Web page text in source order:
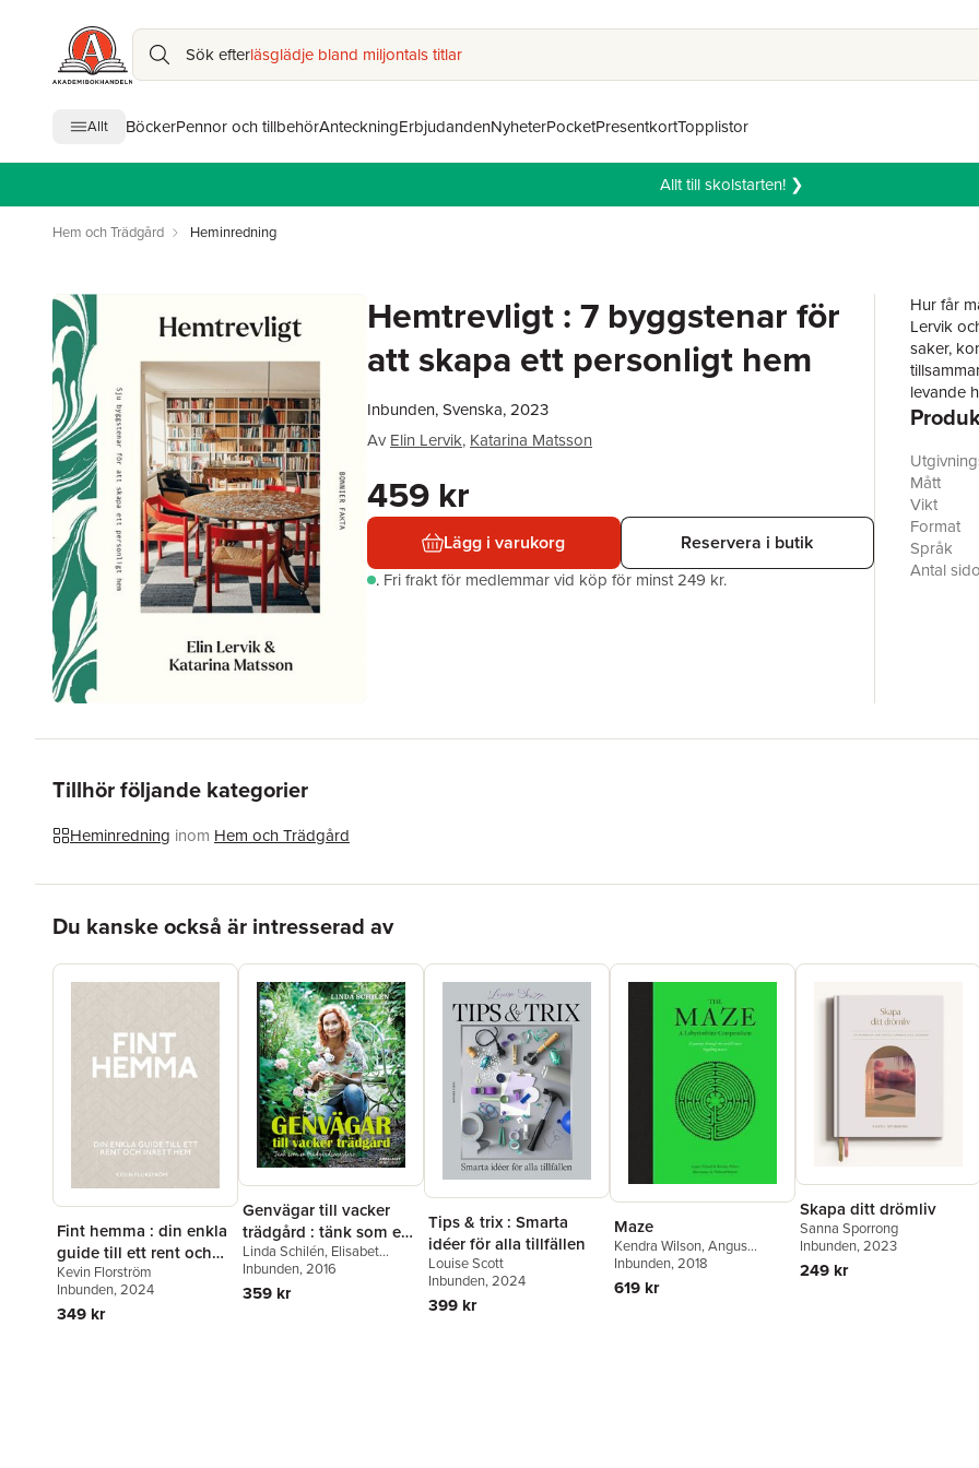
Sök efterläsglädje bland miljontals titlar
Allt BöckerPennor och tillbehörAnteckningErbjudandenNyheterPocketPresentkortTopplistor
Allt till skolstarten! ❯
Hem och Trädgård Heminredning
Hemtrevligt : 7 byggstenar för
att skapa ett personligt hem
Inbunden, Svenska, 2023
Av Elin Lervik, Katarina Matsson
459 kr
Lägg i varukorg Reservera i butik
. Fri frakt för medlemmar vid köp för minst 249 kr.
Hur får
Lervik
saker,
levande
och
bostäder
att veta
hem,
och
Mått
Vikt
Format
Språk
Antal
Tillhör följande kategorier
Heminredning inom Hem och Trädgård
Du kanske också är intresserad av
Fint hemma : din enkla
guide till ett rent och
inrett hem
Kevin Florström
Inbunden, 2024
349 kr
Genvägar till vacker
trädgård : tänk som en
trädgårdsmästare
Linda Schilén, Elisabet
Broomé
Inbunden, 2016
359 kr
Tips & trix : Smarta
idéer för alla tillfällen
Louise Scott
Inbunden, 2024
399 kr
Maze
Kendra Wilson,Angus
Hyland
Inbunden, 2018
619 kr
Skapa ditt drömliv
Sanna Sporrong
Inbunden, 2023
249 kr